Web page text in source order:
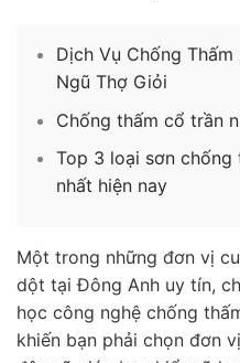
Dịch Vụ Chống
Ngũ Thợ Giỏi
Chống thấm cổ trần
Top 3 loại sơn
nhất hiện nay
Một trong những đơn vị
dột tại Đông Anh uy tín,
học công nghệ chống
khiến bạn phải chọn đơn